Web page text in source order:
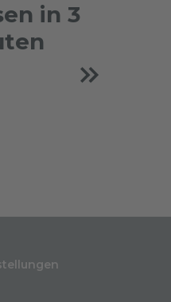
in 3